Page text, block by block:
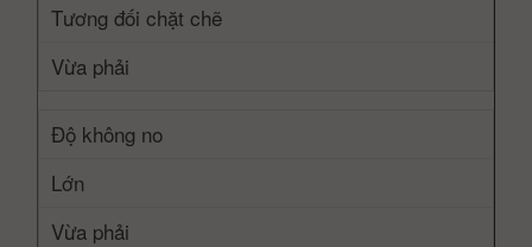
Tương đối chặt chẽ
Vừa phải
Độ không no
Lớn
Vừa phải